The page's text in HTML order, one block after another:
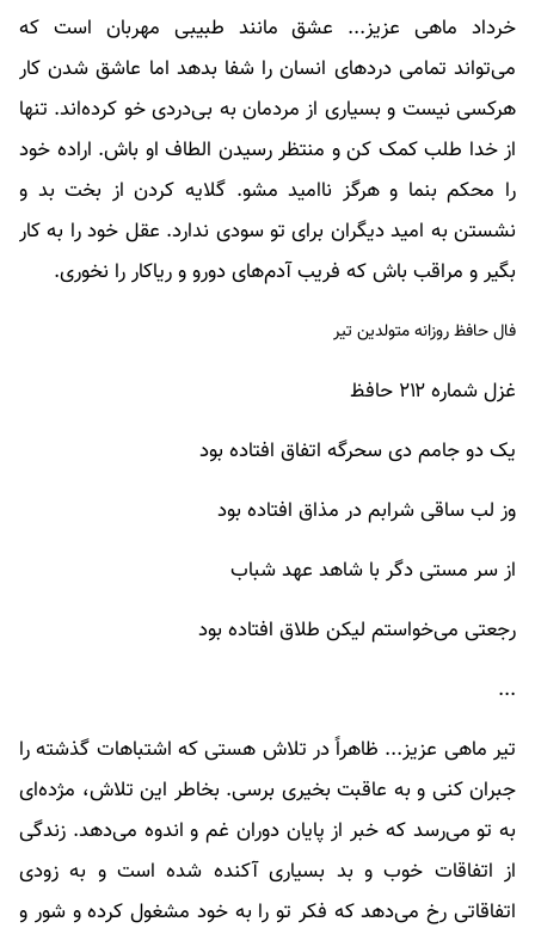
خرداد ماهی عزیز... عشق مانند طبیبی مهربان است که
می‌تواند تمامی دردهای انسان را شفا بدهد اما عاشق شدن کار
هرکسی نیست و بسیاری از مردمان به بی‌دردی خو کرده‌اند. تنها
از خدا طلب کمک کن و منتظر رسیدن الطاف او باش. اراده خود
را محکم بنما و هرگز ناامید مشو. گلایه کردن از بخت بد و
نشستن به امید دیگران برای تو سودی ندارد. عقل خود را به کار
بگیر و مراقب باش که فریب آدم‌های دورو و ریاکار را نخوری.
فال حافظ روزانه متولدین تیر
غزل شماره ۲۱۲ حافظ
یک دو جامم دی سحرگه اتفاق افتاده بود
وز لب ساقی شرابم در مذاق افتاده بود
از سر مستی دگر با شاهد عهد شباب
رجعتی می‌خواستم لیکن طلاق افتاده بود
...
تیر ماهی عزیز... ظاهراً در تلاش هستی که اشتباهات گذشته را
جبران کنی و به عاقبت بخیری برسی. بخاطر این تلاش، مژده‌ای
به تو می‌رسد که خبر از پایان دوران غم و اندوه می‌دهد. زندگی
از اتفاقات خوب و بد بسیاری آکنده شده است و به زودی
اتفاقاتی رخ می‌دهد که فکر تو را به خود مشغول کرده و شور و